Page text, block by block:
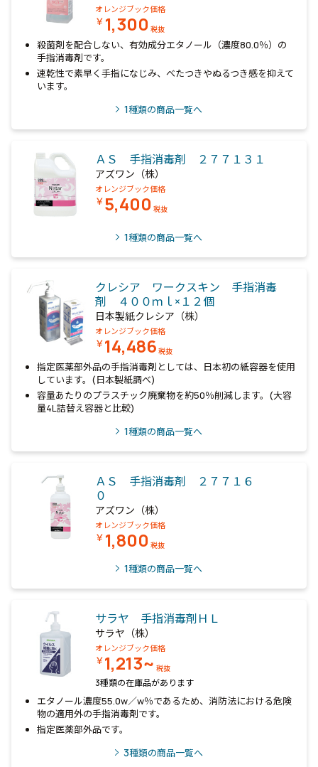
オレンジブック価格
￥ 1,300 税抜
殺菌剤を配合しない、有効成分エタノール（濃度80.0％）の
手指消毒剤です。
速乾性で素早く手指になじみ、べたつきやぬるつき感を抑えて
います。
1種類の商品一覧へ
ＡＳ 手指消毒剤 ２７７１３１
アズワン（株）
オレンジブック価格
￥5,400 税抜
1種類の商品一覧へ
クレシア ワークスキン 手指消毒
剤 ４００ｍｌ×１２個
日本製紙クレシア（株）
オレンジブック価格
￥14,486 税抜
指定医薬部外品の手指消毒剤としては、日本初の紙容器を使用
しています。(日本製紙調べ)
容量あたりのプラスチック廃棄物を約50％削減します。(大容
量4L詰替え容器と比較)
1種類の商品一覧へ
ＡＳ 手指消毒剤 ２７７１６
０
アズワン（株）
オレンジブック価格
￥ 1,800 税抜
1種類の商品一覧へ
サラヤ 手指消毒剤ＨＬ
サラヤ（株）
オレンジブック価格
￥1,213~ 税抜
3種類の在庫品があります
エタノール濃度55.0w／w％であるため、消防法における危険
物の適用外の手指消毒剤です。
指定医薬部外品です。
3種類の商品一覧へ